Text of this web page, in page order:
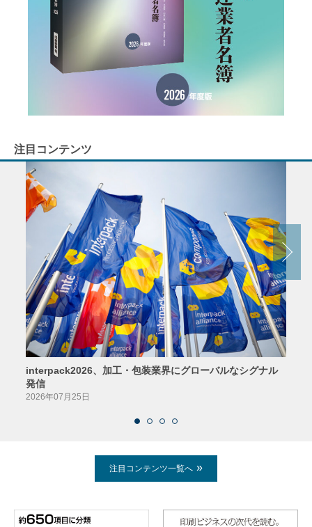
注目コンテンツ
interpack2026、加工・包装業界にグローバルなシグナル
発信
2026年07月25日
注目コンテンツ一覧へ